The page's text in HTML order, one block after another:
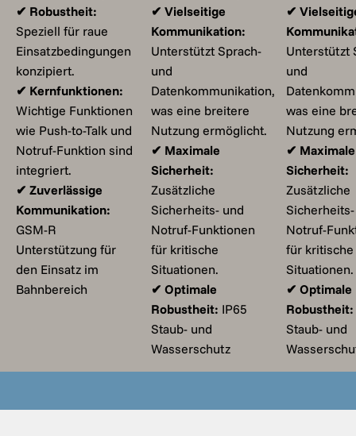
✔ Robustheit:
Speziell für raue
Einsatzbedingungen
konzipiert.
✔ Kernfunktionen:
Wichtige Funktionen
wie Push-to-Talk und
Notruf-Funktion sind
integriert.
✔ Zuverlässige
Kommunikation:
GSM-R
Unterstützung für
den Einsatz im
Bahnbereich
✔ Vielseitige
Kommunikation:
Unterstützt Sprach-
und
Datenkommunikation,
was eine breitere
Nutzung ermöglicht.
✔ Maximale
Sicherheit:
Zusätzliche
Sicherheits- und
Notruf-Funktionen
für kritische
Situationen.
✔ Optimale
Robustheit: IP65
Staub- und
Wasserschutz
✔
Unterstützt
und
was eine
Nutzung
✔ Maximale
Sicherheit:
Zusätzliche
Notruf-
für kritische
Situationen.
✔ Optimale
Robustheit:
Staub- und